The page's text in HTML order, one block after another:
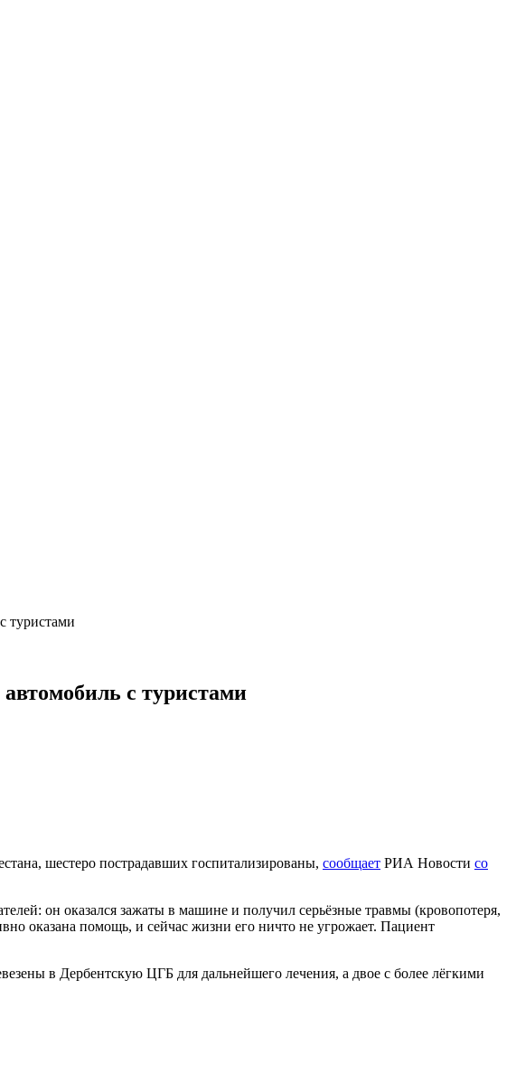
туристами
с туристами
шестеро пострадавших госпитализированы, сообщает РИА Новости со
он оказался зажаты в машине и получил серьёзные травмы (кровопотеря,
оказана помощь, и сейчас жизни его ничто не угрожает. Пациент
в Дербентскую ЦГБ для дальнейшего лечения, а двое с более лёгкими